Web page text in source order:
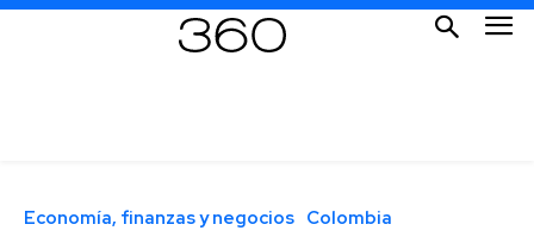
Economía, finanzas y negocios Colombia